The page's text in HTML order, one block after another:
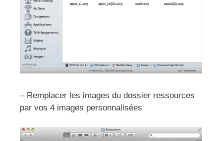
– Remplacer les images du dossier ressources
par vos 4 images personnalisées